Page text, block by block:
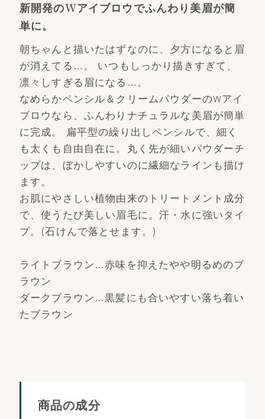
新開発のWアイブロウでふんわり美眉が簡
単に。
朝ちゃんと描いたはずなのに、夕方になると眉
が消えてる…。 いつもしっかり描きすぎて、
凛々しすぎる眉になる…。
なめらかペンシル＆クリームパウダーのWアイ
ブロウなら、ふんわりナチュラルな美眉が簡単
に完成。 扁平型の繰り出しペンシルで、細く
も太くも自由自在に。丸く先が細いパウダーチ
ップは、ぼかしやすいのに繊細なラインも描け
ます。
お肌にやさしい植物由来のトリートメント成分
で、使うたび美しい眉毛に。汗・水に強いタイ
プ。(石けんで落とせます。)
ライトブラウン…赤味を抑えたやや明るめのブ
ラウン
ダークブラウン…黒髪にも合いやすい落ち着い
たブラウン
商品の成分